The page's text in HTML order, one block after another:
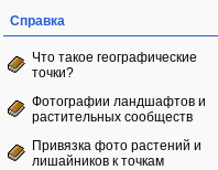
Справка
Что такое географические
точки?
Фотографии ландшафтов и
растительных сообществ
Привязка фото растений и
лишайников к точкам